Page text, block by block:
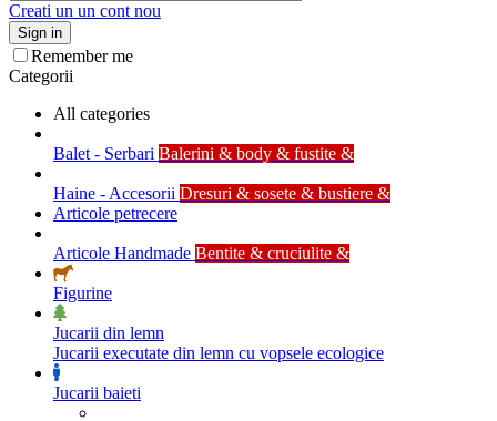
Creati un un cont nou
Sign in
Remember me
Categorii
All categories
Balet - Serbari Balerini & body & fustite &
Haine - Accesorii Dresuri & sosete & bustiere &
Articole petrecere
Articole Handmade Bentite & cruciulite &
Figurine
Jucarii din lemn
Jucarii executate din lemn cu vopsele ecologice
Jucarii baieti